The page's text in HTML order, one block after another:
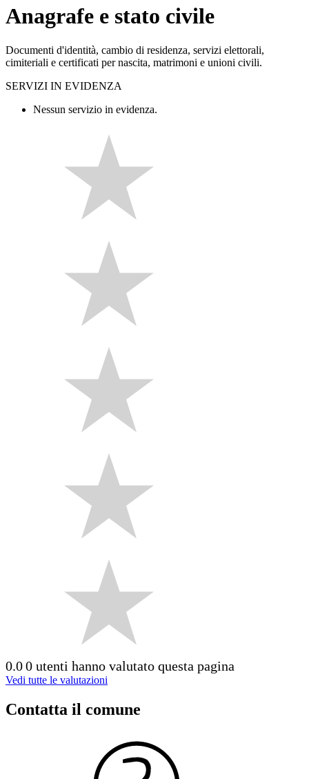
Anagrafe e stato civile
Documenti d'identità, cambio di residenza, servizi elettorali,
cimiteriali e certificati per nascita, matrimoni e unioni civili.
SERVIZI IN EVIDENZA
Nessun servizio in evidenza.
0.00 utenti hanno valutato questa pagina
Vedi tutte le valutazioni
Contatta il comune